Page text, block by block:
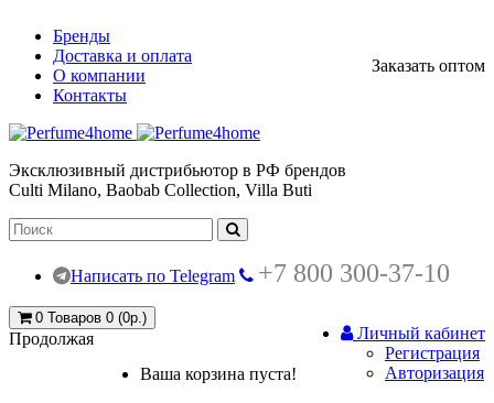
Бренды
Доставка и оплата
О компании
Контакты
Заказать оптом
Эксклюзивный дистрибьютор в РФ брендов
Culti Milano, Baobab Collection, Villa Buti
Написать по Telegram +7 800 300-37-10
Личный кабинет
Регистрация
Авторизация
0 Товаров 0 (0р.)
Ваша корзина пуста!
Продолжая